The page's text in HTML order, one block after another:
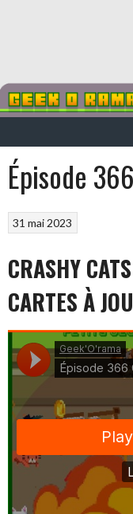
Épisode 366
31 mai 2023
CRASHY
CARTES À